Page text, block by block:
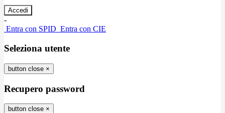
-
Entra con SPID Entra con CIE
Seleziona utente
button close ×
Recupero password
button close ×